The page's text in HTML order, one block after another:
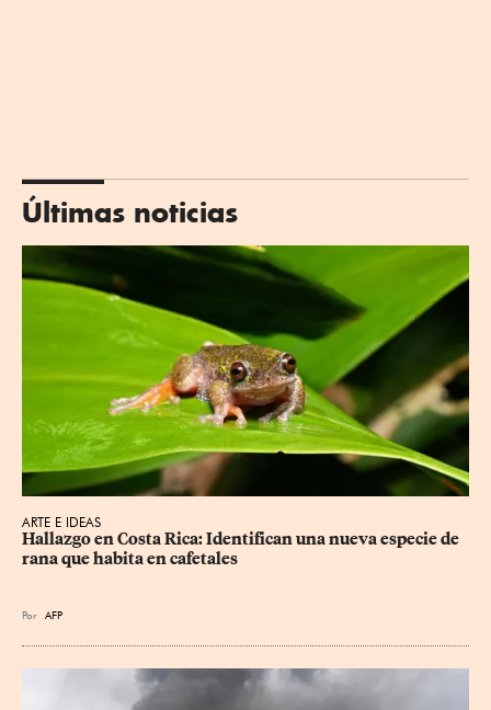
Últimas noticias
ARTE E IDEAS
Hallazgo en Costa Rica: Identifican una nueva especie de
rana que habita en cafetales
Por AFP